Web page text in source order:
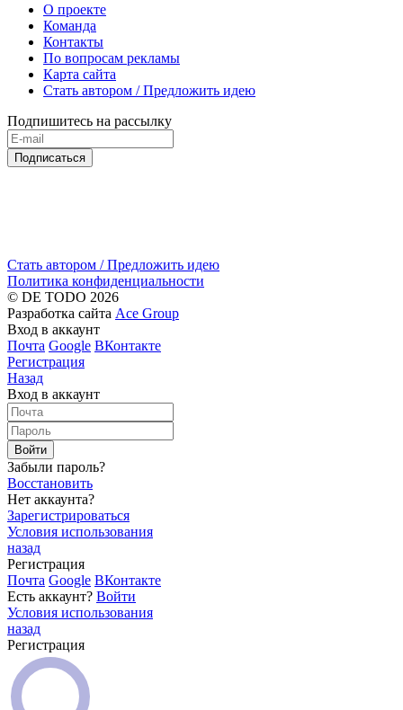
О проекте
Команда
Контакты
По вопросам рекламы
Карта сайта
Стать автором / Предложить идею
Подпишитесь на рассылку
Подписаться
Стать автором / Предложить идею
Политика конфиденциальности
© DE TODO 2026
Разработка сайта Ace Group
Вход в аккаунт
Почта Google ВКонтакте
Регистрация
Назад
Вход в аккаунт
Войти
Забыли пароль?
Восстановить
Нет аккаунта?
Зарегистрироваться
Условия использования
назад
Регистрация
Почта Google ВКонтакте
Есть аккаунт? Войти
Условия использования
назад
Регистрация